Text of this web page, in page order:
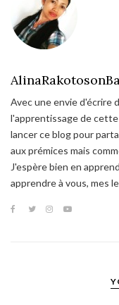
Avec une envie d'écrire
l'apprentissage de
lancer ce blog pour
aux prémices mais
J'espère bien en
apprendre à vous, mes